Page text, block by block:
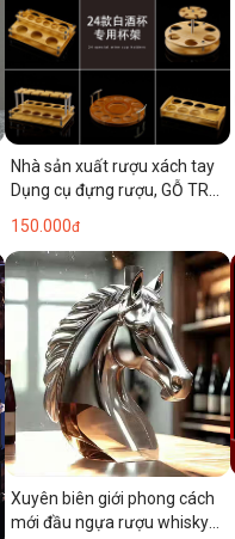
Nhà sản xuất rượu xách tay
Dụng cụ đựng rượu, GỖ TRE,
đạn, cốc tách rượu, giá đỡ,
khay
150.000đ
Xuyên biên giới phong cách
mới đầu ngựa rượu whisky